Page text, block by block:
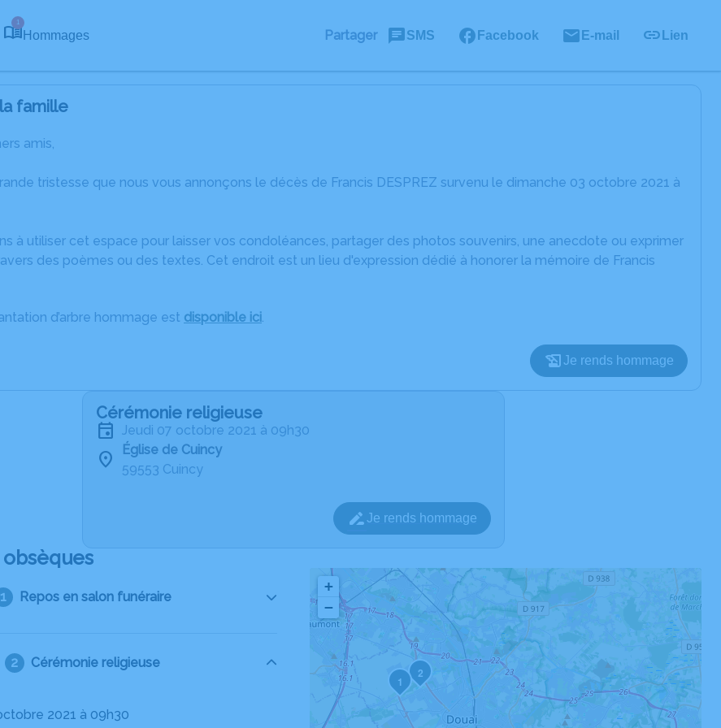
1
Hommages Partager SMS Facebook E-mail Lien
famille
amis,
tristesse que nous vous annonçons le décès de Francis DESPREZ survenu le dimanche 03 octobre 2021 à
à utiliser cet espace pour laisser vos condoléances, partager des photos souvenirs, une anecdote ou exprimer
des poèmes ou des textes. Cet endroit est un lieu d'expression dédié à honorer la mémoire de Francis
d’arbre hommage est disponible ici.
Je rends hommage
Cérémonie religieuse
jeudi 07 octobre 2021 à 09h30
Église de Cuincy
59553 Cuincy
Je rends hommage
Repos en salon funéraire
Cérémonie religieuse
octobre 2021 à 09h30
1
2
+
−